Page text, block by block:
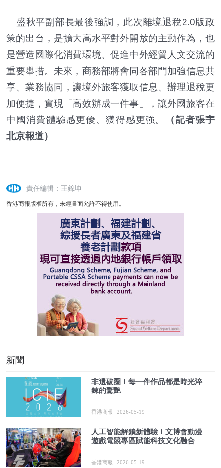
盛秋平副部長最後強調，此次離境退稅2.0版政
策的出台，是擴大高水平對外開放的主動作為，也
是營造國際化消費環境、促進中外經貿人文交流的
重要舉措。未來，商務部將會同各部門加強信息共
享、業務協同，讓境外旅客獲取信息、辦理退稅更
加便捷，實現「高效辦成一件事」，讓外國旅客在
中國消費體驗感更優、獲得感更強。
（記者張宇
北京報道）
責任編輯：王錦坤
香港商報版權所有，未經書面允許不得使用。
新聞
非遺破圈！每一件作品都是時光淬
鍊的驚艷
香港商報 2026-05-19
人工智能解鎖新體驗！文博會動漫
遊戲電競專區賦能科技文化融合
香港商報 2026-05-19